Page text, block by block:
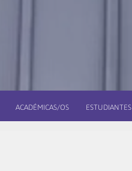
ACADÉMICAS/OS ESTUDIANTES